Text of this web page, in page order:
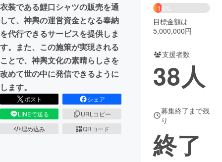
まちづくり・地域活性化
CAMPFIRE for Social Good
CAMPFIREふるさと納税machi-ya コミュニティ
衣装である鯉口シャツの販売を通
して、神輿の運営資金となる奉納
を代行できるサービスを提供しま
す。また、この施策が実現される
ことで、神輿文化の素晴らしさを
改めて世の中に発信できるように
します。
ポスト
シェア
LINEで送る
URLコピー
埋め込み
QRコード
16%
目標金額は
5,000,000円
支援者数
38人
募集終了まで残
り
終了